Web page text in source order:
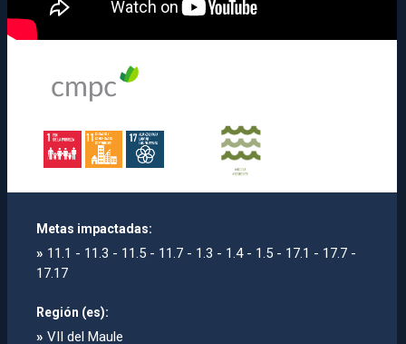
Metas impactadas:
» 11.1 - 11.3 - 11.5 - 11.7 - 1.3 - 1.4 - 1.5 - 17.1 - 17.7 -
17.17
Región (es):
» VII del Maule